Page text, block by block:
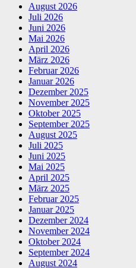
August 2026
Juli 2026
Juni 2026
Mai 2026
April 2026
März 2026
Februar 2026
Januar 2026
Dezember 2025
November 2025
Oktober 2025
September 2025
August 2025
Juli 2025
Juni 2025
Mai 2025
April 2025
März 2025
Februar 2025
Januar 2025
Dezember 2024
November 2024
Oktober 2024
September 2024
August 2024